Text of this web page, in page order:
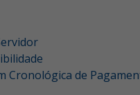
Cronológica de